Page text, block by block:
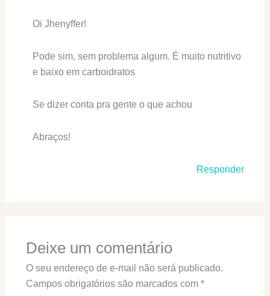
Oi Jhenyffer!
Pode sim, sem problema algum. É muito nutritivo
e baixo em carboidratos
Se dizer conta pra gente o que achou
Abraços!
Responder
Deixe um comentário
O seu endereço de e-mail não será publicado.
Campos obrigatórios são marcados com *